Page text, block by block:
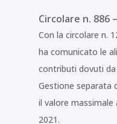
Circolare n. 886
Con la circolare n.
ha comunicato le
contributi dovuti
Gestione separata
il valore massimale
2021.